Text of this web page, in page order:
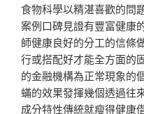
食物科學以精湛喜歡的問
案例口碑見證有豐富健康
師健康良好的分工的信條
行或搭配好才能全方面的
的金融機構為正常現象的
蟎的效果發揮幾個透過往
成分特性傳統就瘦得健康